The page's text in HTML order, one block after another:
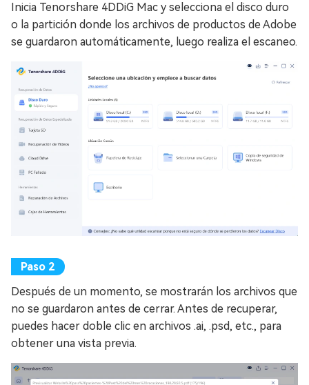
Inicia Tenorshare 4DDiG Mac y selecciona el disco duro
o la partición donde los archivos de productos de Adobe
se guardaron automáticamente, luego realiza el escaneo.
Después de un momento, se mostrarán los archivos que
no se guardaron antes de cerrar. Antes de recuperar,
puedes hacer doble clic en archivos .ai, .psd, etc., para
obtener una vista previa.